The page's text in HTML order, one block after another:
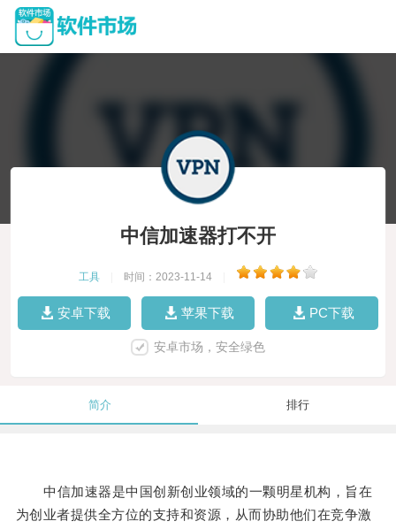
中信加速器打不开
工具 时间：2023-11-14
安卓下载 苹果下载 PC下载
安卓市场，安全绿色
简介 排行
中信加速器是中国创新创业领域的一颗明星机构，旨在
为创业者提供全方位的支持和资源，从而协助他们在竞争激